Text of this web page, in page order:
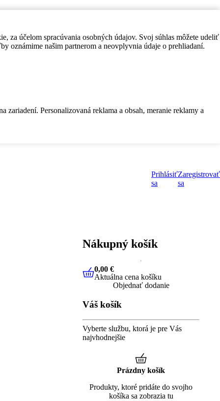
za účelom spracúvania osobných údajov. Svoj súhlas môžete udeliť
oznámime našim partnerom a neovplyvnia údaje o prehliadaní.
Personalizovaná reklama a obsah, meranie reklamy a
Prihlásiť
sa
Zaregistrovať
sa
Nákupný košík
0,00 €Aktuálna cena košíku
0,00 €
Aktuálna cena košíku
Objednať dodanie
Váš košík
Vyberte službu, ktorá je pre Vás
najvhodnejšie
Prázdny košík
Produkty, ktoré pridáte do svojho
košíka sa zobrazia tu